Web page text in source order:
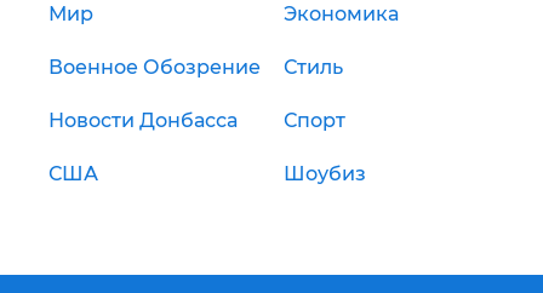
Мир Экономика
Военное Обозрение Стиль
Новости Донбасса Спорт
США Шоубиз